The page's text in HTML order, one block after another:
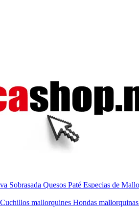
Sobrasada Quesos Paté Especias de
Cuchillos mallorquines Hondas mallorquinas